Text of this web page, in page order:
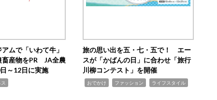
ムで「いわて牛」
畜産物をPR JA全農
～12日に実施
旅の思い出を五・七・五で！ エー
スが「かばんの日」に合わせ「旅行
川柳コンテスト」を開催
おでかけ ファッション ライフスタイル